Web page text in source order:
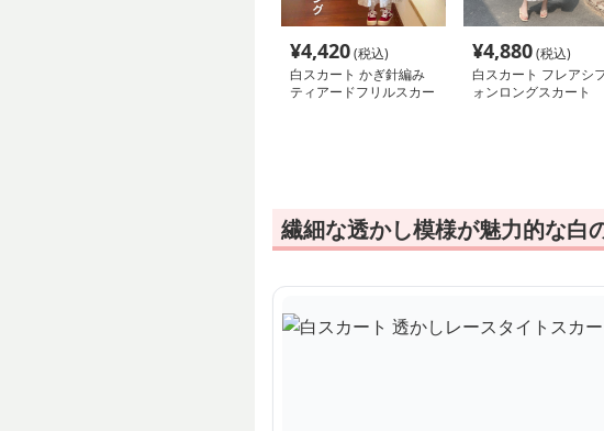
¥4,420(税込)
白スカート かぎ針編み
ティアードフリルスカー
¥4,880(税込)
白スカート フレアシ
ォンロングスカート
繊細な透かし模様が魅力的な白